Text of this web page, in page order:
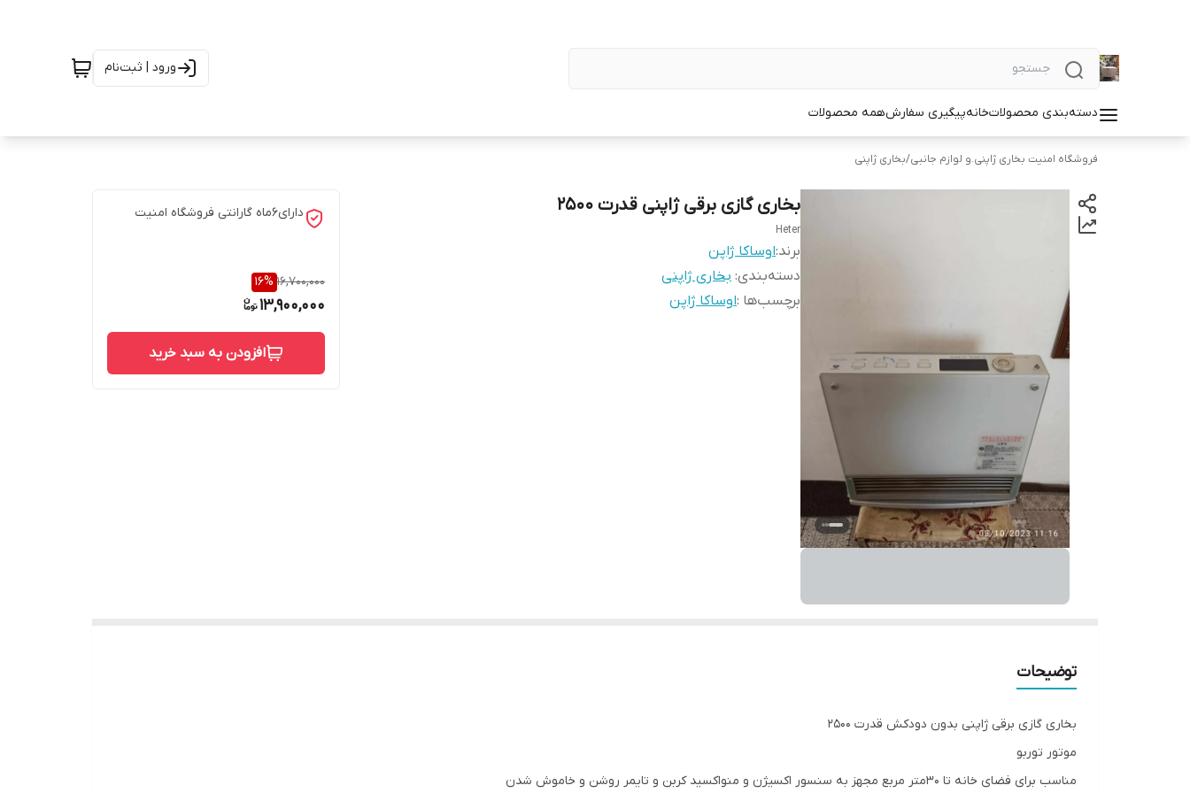
ورود | ثبت‌نام
دسته‌بندی محصولاتخانهپیگیری سفارشهمه محصولات
فروشگاه امنیت بخاری ژاپنی.و لوازم جانبی/بخاری ژاپنی
بخاری گازی برقی ژاپنی قدرت 2500
Heter
برند:اوساکا ژاپن
دسته‌بندی: بخاری ژاپنی
برچسب‌ها :اوساکا ژاپن
دارای6ماه گارانتی فروشگاه امنیت
16,700,000
16%
13,900,000
افزودن به سبد خرید
توضیحات
بخاری گازی برقی ژاپنی بدون دودکش قدرت 2500
موتور توربو
مناسب برای فضای خانه تا ۳۰متر مربع مجهز به سنسور اکسیژن و منواکسید کربن و تایمر روشن و خاموش شدن